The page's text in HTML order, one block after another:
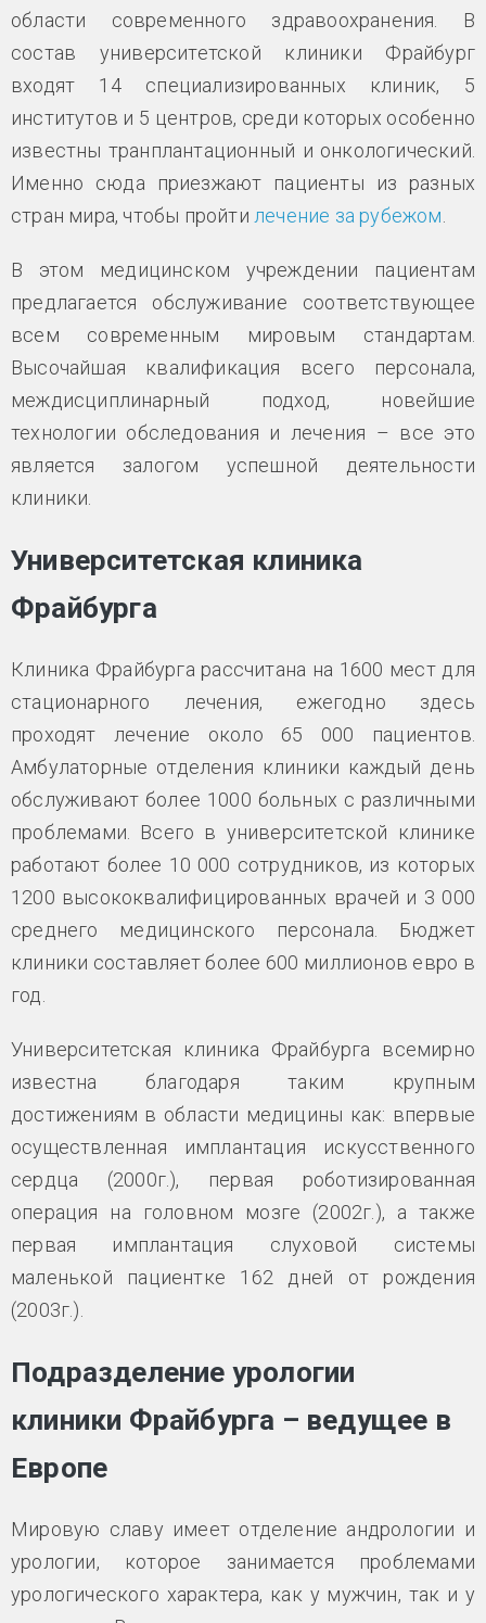
области современного здравоохранения. В
состав университетской клиники Фрайбург
входят 14 специализированных клиник, 5
институтов и 5 центров, среди которых особенно
известны транплантационный и онкологический.
Именно сюда приезжают пациенты из разных
стран мира, чтобы пройти лечение за рубежом
В этом медицинском учреждении пациентам
предлагается обслуживание соответствующее
всем современным мировым стандартам.
Высочайшая квалификация всего персонала,
междисциплинарный подход, новейшие
технологии обследования и лечения – все это
является залогом успешной деятельности
клиники.
Университетская клиника
Фрайбурга
Клиника Фрайбурга рассчитана на 1600 мест для
стационарного лечения, ежегодно здесь
проходят лечение около 65 000 пациентов.
Амбулаторные отделения клиники каждый день
обслуживают более 1000 больных с различными
проблемами. Всего в университетской клинике
работают более 10 000 сотрудников, из которых
1200 высококвалифицированных врачей и 3 000
среднего медицинского персонала. Бюджет
клиники составляет более 600 миллионов евро в
год.
Университетская клиника Фрайбурга всемирно
известна благодаря таким крупным
достижениям в области медицины как: впервые
осуществленная имплантация искусственного
сердца (2000г.), первая роботизированная
операция на головном мозге (2002г.), а также
первая имплантация слуховой системы
маленькой пациентке 162 дней от рождения
(2003г.).
Подразделение урологии
клиники Фрайбурга – ведущее в
Европе
Мировую славу имеет отделение андрологии и
урологии, которое занимается проблемами
урологического характера, как у мужчин, так и у